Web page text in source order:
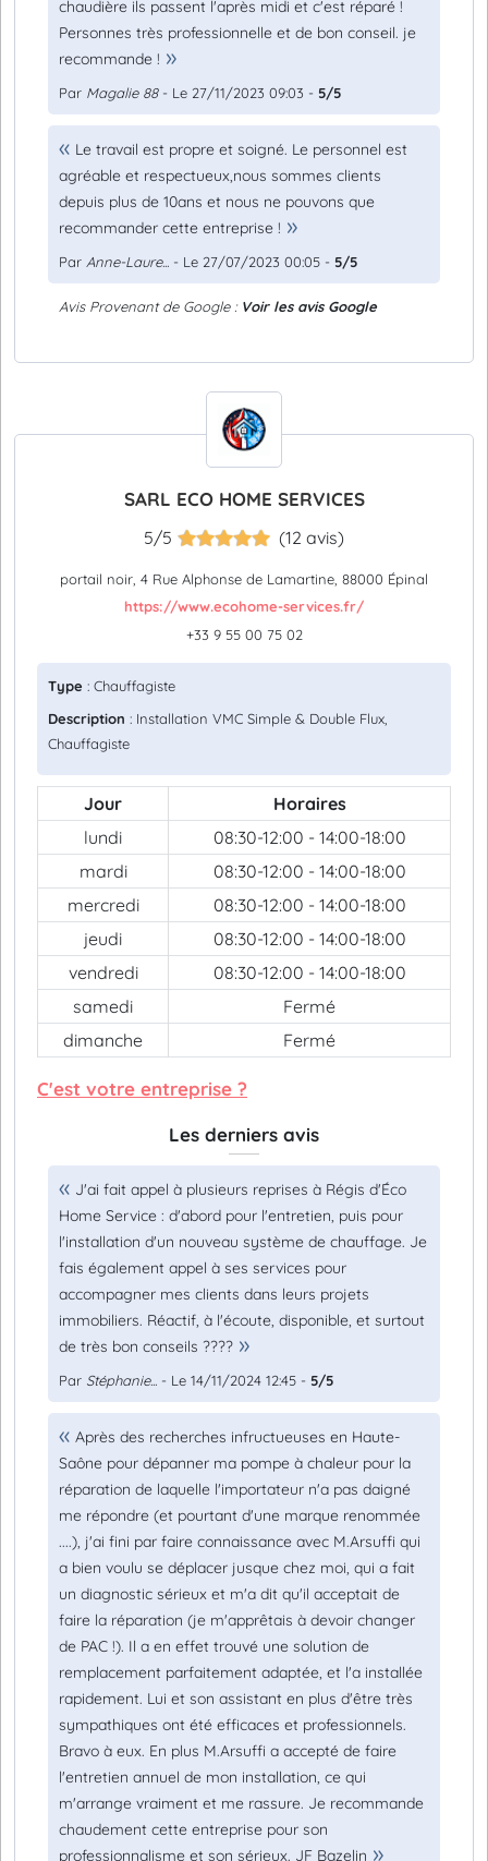
chaudière ils passent l'après midi et c'est réparé !
Personnes très professionnelle et de bon conseil. je
recommande !
Par Magalie 88- Le 27/11/2023 09:03 - 5/5
Le travail est propre et soigné. Le personnel est
agréable et respectueux,nous sommes clients
depuis plus de 10ans et nous ne pouvons que
recommander cette entreprise !
Par Anne-Laure... - Le 27/07/2023 00:05 - 5/5
Avis Provenant de Google : Voir les avis Google
SARL ECO HOME SERVICES
5/5 (12 avis)
portail noir, 4 Rue Alphonse de Lamartine, 88000 Épinal
https://www.ecohome-services.fr/
+33 9 55 00 75 02
Type : Chauffagiste
Description : Installation VMC Simple & Double Flux,
Chauffagiste
Jour
Horaires
lundi
08:30-12:00 - 14:00-18:00
mardi
08:30-12:00 - 14:00-18:00
mercredi
08:30-12:00 - 14:00-18:00
jeudi
08:30-12:00 - 14:00-18:00
vendredi
08:30-12:00 - 14:00-18:00
samedi
Fermé
dimanche
Fermé
C'est votre entreprise ?
Les derniers avis
J'ai fait appel à plusieurs reprises à Régis d'Éco
Home Service : d'abord pour l'entretien, puis pour
l'installation d'un nouveau système de chauffage. Je
fais également appel à ses services pour
accompagner mes clients dans leurs projets
immobiliers. Réactif, à l'écoute, disponible, et surtout
de très bon conseils ????
Par Stéphanie... - Le 14/11/2024 12:45 - 5/5
Après des recherches infructueuses en Haute-
Saône pour dépanner ma pompe à chaleur pour la
réparation de laquelle l'importateur n'a pas daigné
me répondre (et pourtant d'une marque renommée
....), j'ai fini par faire connaissance avec M.Arsuffi qui
a bien voulu se déplacer jusque chez moi, qui a fait
un diagnostic sérieux et m'a dit qu'il acceptait de
faire la réparation (je m'apprêtais à devoir changer
de PAC !). Il a en effet trouvé une solution de
remplacement parfaitement adaptée, et l'a installée
rapidement. Lui et son assistant en plus d'être très
sympathiques ont été efficaces et professionnels.
Bravo à eux. En plus M.Arsuffi a accepté de faire
l'entretien annuel de mon installation, ce qui
m'arrange vraiment et me rassure. Je recommande
chaudement cette entreprise pour son
professionnalisme et son sérieux. JF Bazelin